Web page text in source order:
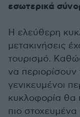
εσωτερικά
Η ελεύθερη
μετακινήσεις
τουρισμό.
να περιορίσουν
γενικευμένοι
κυκλοφορία θα
πιο στοχευμένα